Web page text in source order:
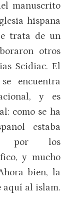
manuscrito
hispana
trata de un
otros
Scidiac. El
encuentra
y es
como se ha
estaba
por los
y mucho
bien, la
aquí al islam.